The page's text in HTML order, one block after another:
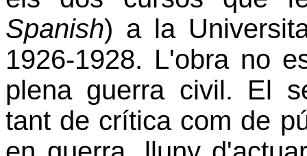
Spanish) a la
1926-1928. L'obra no
plena guerra civil. El
tant de crítica com de